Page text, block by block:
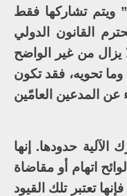
ويتم تشاركها فقط
القانون الدولي
يزال من غير الواضح
تحويه، فقد تكون
عن المدعين العامّين
الآلية حدودها. إنها
اتهام أو مقاضاة
تعتبر تلك القيود